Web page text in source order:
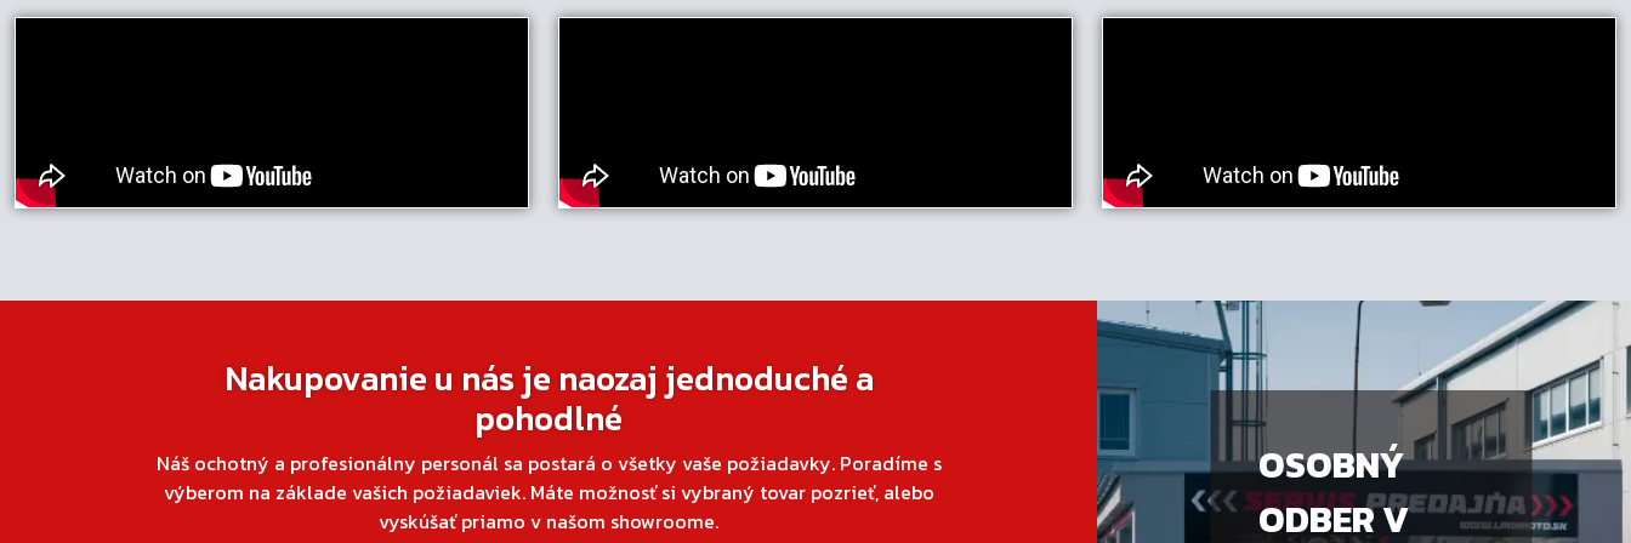
Nakupovanie u nás je naozaj jednoduché a
pohodlné
Náš ochotný a profesionálny personál sa postará o všetky vaše požiadavky. Poradíme s
výberom na základe vašich požiadaviek. Máte možnosť si vybraný tovar pozrieť, alebo
vyskúšať priamo v našom showroome.
OSOBNÝ
ODBER V